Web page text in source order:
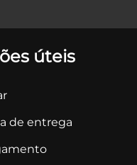
úteis
de entrega